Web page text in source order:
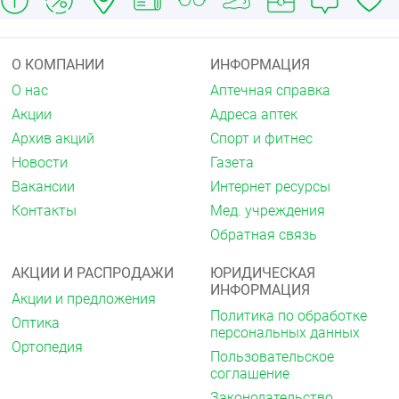
перед приёмом препарата обязательно
Применение при беременности и в период
грудного вскармливания
Применение препарата при беременности и в
период грудного вскармливания противопоказано.
Способ применения и дозы
Для взрослых старше 18 лет: по 1 впрыскиванию в
каждый носовой ход 3 раза в сутки. Между двумя
впрыскиваниями должно пройти не менее 6 часов.
Препарат применяется не более 7 дней без
Перед первым применением спрея нажать на
помповое дозирующее устройство несколько раз
до выхода полной дозы. При дальнейшем
использовании дополнительная активация
дозирующего устройства не требуется. Если
О КОМПАНИИ
О нас
Акции
Архив акций
Новости
Вакансии
Контакты
ИНФОРМАЦИЯ
Аптечная справка
Адреса аптек
Спорт и фитнес
Газета
Интернет ресурсы
Мед. учреждения
Обратная связь
АКЦИИ И РАСПРОДАЖИ
Акции и предложения
Оптика
Ортопедия
ЮРИДИЧЕСКАЯ
ИНФОРМАЦИЯ
Политика по обработке
персональных данных
Пользовательское
соглашение